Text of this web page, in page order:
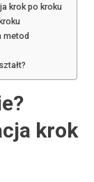
krok po kroku
metod
krok